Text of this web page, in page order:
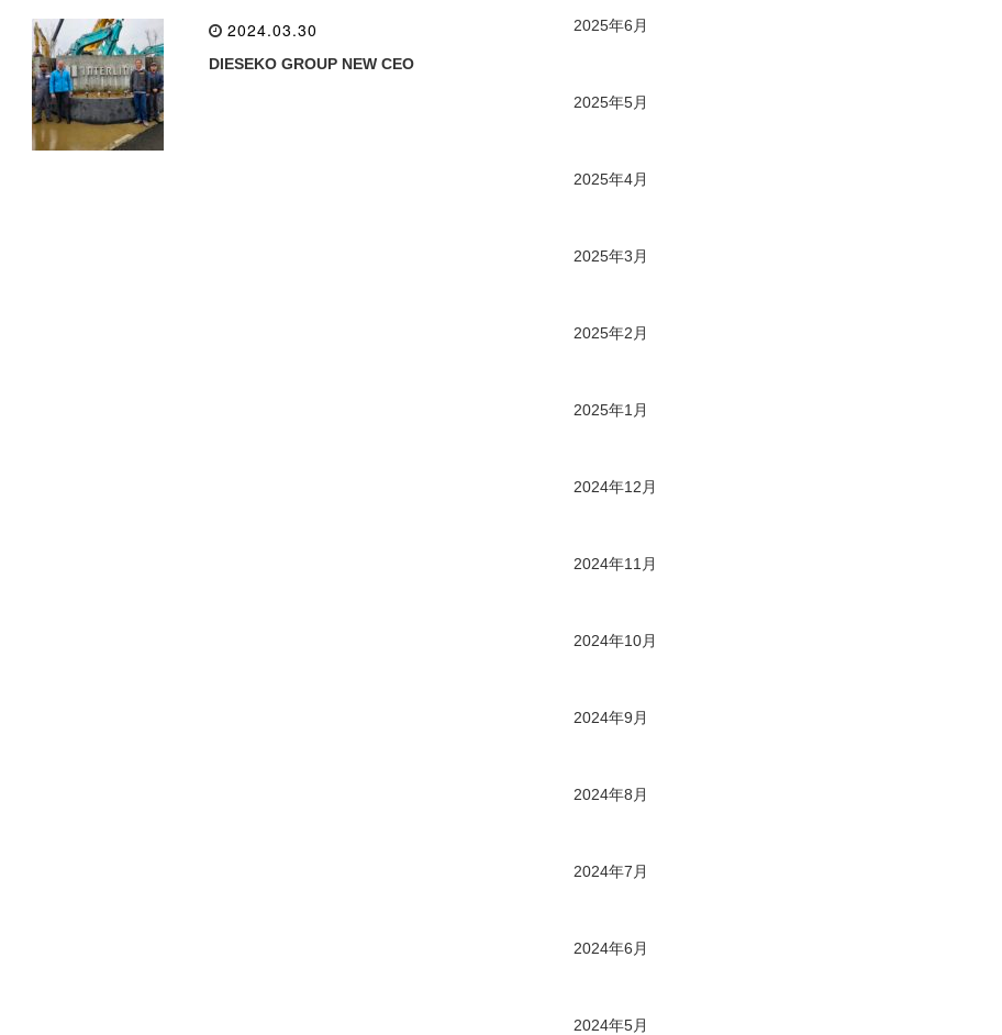
2024.03.30
DIESEKO GROUP NEW CEO
2025年6月
2025年5月
2025年4月
2025年3月
2025年2月
2025年1月
2024年12月
2024年11月
2024年10月
2024年9月
2024年8月
2024年7月
2024年6月
2024年5月